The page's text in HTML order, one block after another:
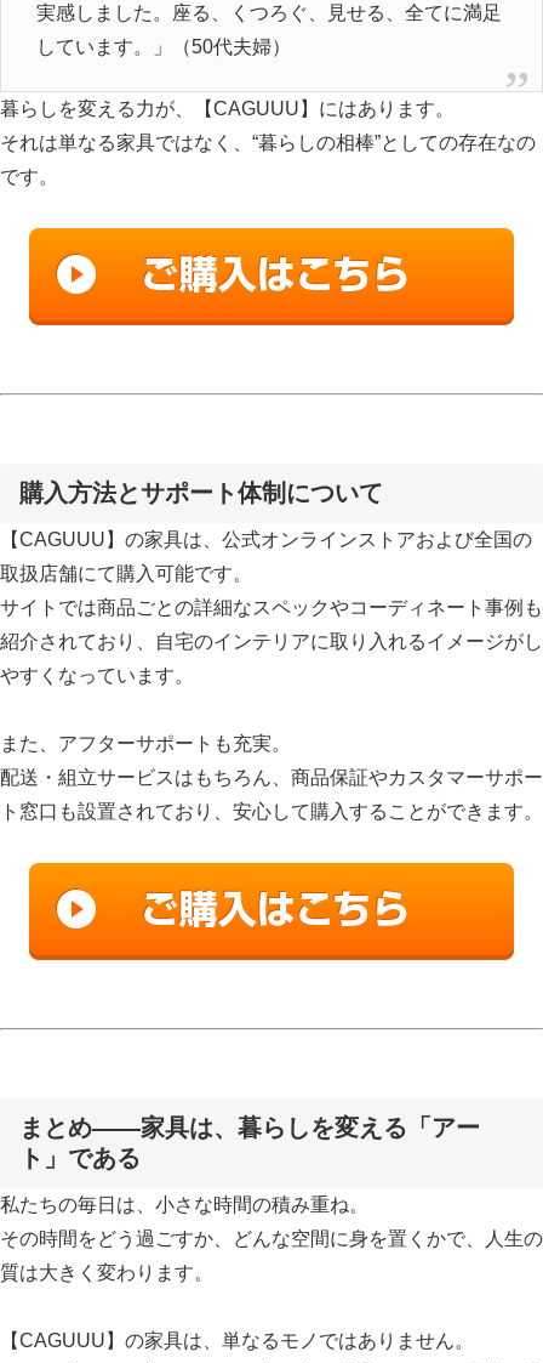
実感しました。座る、くつろぐ、見せる、全てに満足
しています。」（50代夫婦）
暮らしを変える力が、【CAGUUU】にはあります。
それは単なる家具ではなく、“暮らしの相棒”としての存在なの
です。
購入方法とサポート体制について
【CAGUUU】の家具は、公式オンラインストアおよび全国の
取扱店舗にて購入可能です。
サイトでは商品ごとの詳細なスペックやコーディネート事例も
紹介されており、自宅のインテリアに取り入れるイメージがし
やすくなっています。
また、アフターサポートも充実。
配送・組立サービスはもちろん、商品保証やカスタマーサポー
ト窓口も設置されており、安心して購入することができます。
まとめ——家具は、暮らしを変える「アー
ト」である
私たちの毎日は、小さな時間の積み重ね。
その時間をどう過ごすか、どんな空間に身を置くかで、人生の
質は大きく変わります。
【CAGUUU】の家具は、単なるモノではありません。